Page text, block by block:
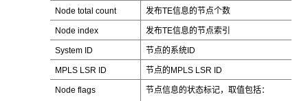
Node total count 发布TE信息的节点个数
Node index 发布TE信息的节点索引
System ID 节点的系统ID
MPLS LSR ID 节点的MPLS LSR ID
Node flags 节点信息的状态标记，取值包括：